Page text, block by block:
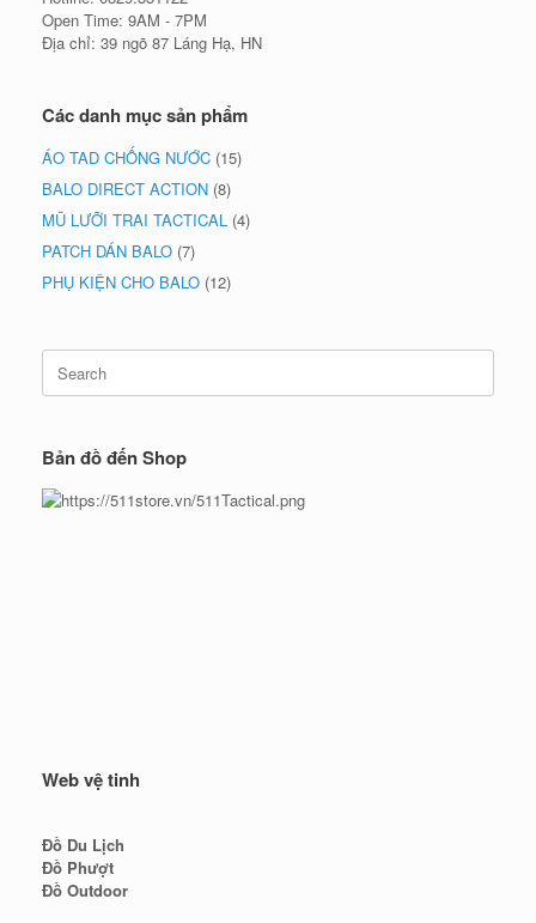
Open Time: 9AM - 7PM
Địa chỉ: 39 ngõ 87 Láng Hạ, HN
Các danh mục sản phẩm
ÁO TAD CHỐNG NƯỚC (15)
BALO DIRECT ACTION (8)
MŨ LƯỠI TRAI TACTICAL (4)
PATCH DÁN BALO (7)
PHỤ KIỆN CHO BALO (12)
for:
Bản đồ đến Shop
Web vệ tinh
Đồ Du Lịch
Đồ Phượt
Đồ Outdoor